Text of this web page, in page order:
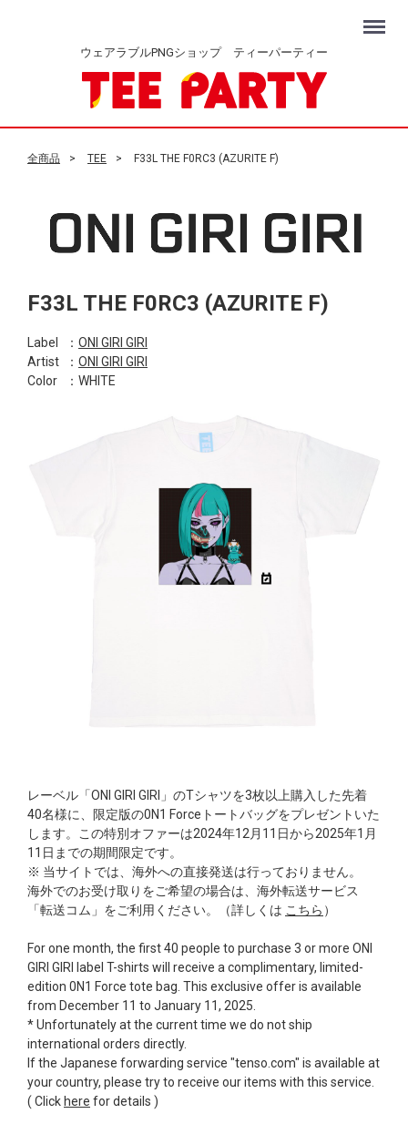
ウェアラブルPNGショップ ティーパーティー
Menu
全商品 TEE F33L THE F0RC3 (AZURITE F)
F33L THE F0RC3 (AZURITE F)
Label ： ONI GIRI GIRI
Artist
： ONI GIRI GIRI
Color
：WHITE
レーベル「ONI GIRI GIRI」のTシャツを3枚以上購入した先着
40名様に、限定版の0N1 Forceトートバッグをプレゼントいた
します。この特別オファーは2024年12月11日から2025年1月
11日までの期間限定です。
※ 当サイトでは、海外への直接発送は行っておりません。
海外でのお受け取りをご希望の場合は、海外転送サービス
「転送コム」をご利用ください。（詳しくは こちら ）
For one month, the first 40 people to purchase 3 or more ONI
GIRI GIRI label T-shirts will receive a complimentary, limited-
edition 0N1 Force tote bag. This exclusive offer is available
from December 11 to January 11, 2025.
* Unfortunately at the current time we do not ship
international orders directly.
If the Japanese forwarding service "tenso.com" is available at
your country, please try to receive our items with this service.
( Click here for details )